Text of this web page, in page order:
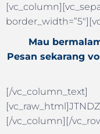
Mau
Pesan sekarang
[/vc_column_text]
[/vc_column][/